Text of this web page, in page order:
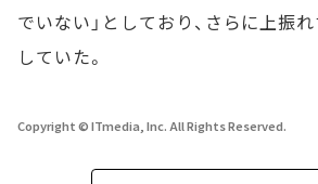
でいない」としており、さらに上振
していた。
Copyright © ITmedia, Inc. All Rights Reserved.